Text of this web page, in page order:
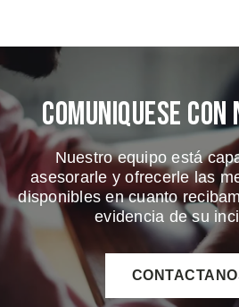
Comuniquese
Nuestro equipo está
asesorarle y ofrecerle las
disponibles en cuanto
evidencia de su